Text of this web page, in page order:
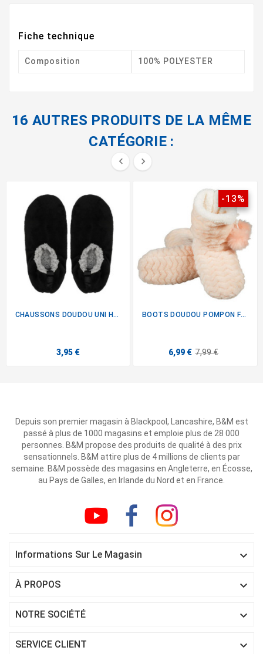
Fiche technique
Composition 100% POLYESTER
16 AUTRES PRODUITS DE LA MÊME
CATÉGORIE :
 
CHAUSSONS DOUDOU UNI HOM NR/GR
3,95 €
-13%
BOOTS DOUDOU POMPON FEMME...
6,99 € 7,99 €
Depuis son premier magasin à Blackpool, Lancashire, B&M est
passé à plus de 1000 magasins et emploie plus de 28 000
personnes. B&M propose des produits de qualité à des prix
sensationnels. B&M attire plus de 4 millions de clients par
semaine. B&M possède des magasins en Angleterre, en Écosse,
au Pays de Galles, en Irlande du Nord et en France.
Informations Sur Le Magasin 
À PROPOS 
NOTRE SOCIÉTÉ 
SERVICE CLIENT 